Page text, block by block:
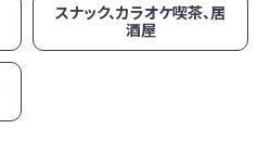
スナック、カラオケ喫茶、居
酒屋